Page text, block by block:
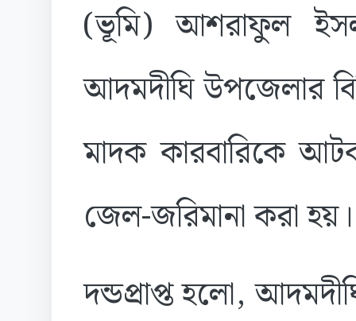
(ভূমি) আশরাফুল
আদমদীঘি উপজেলার
মাদক কারবারিকে
জেল-জরিমানা করা হয়।
দন্ডপ্রাপ্ত হলো,